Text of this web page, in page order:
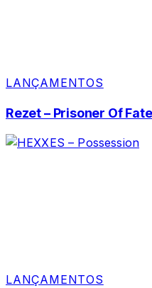
LANÇAMENTOS
Rezet – Prisoner Of Fate
LANÇAMENTOS